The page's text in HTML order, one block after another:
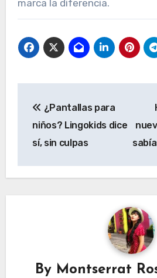
marca la diferencia.
de
entradas
¿Pantallas para
niños? Lingokids dice
sí, sin culpas
By Montserrat